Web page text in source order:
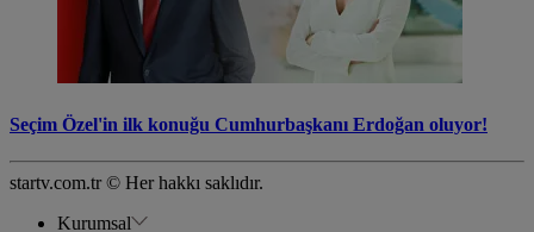
Seçim Özel'in ilk konuğu Cumhurbaşkanı Erdoğan oluyor!
startv.com.tr © Her hakkı saklıdır.
Kurumsal